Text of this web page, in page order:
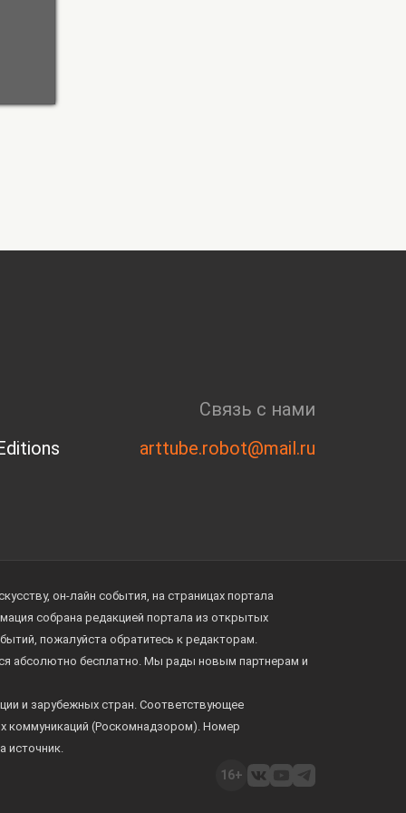
Связь с нами
arttube.robot@mail.ru
он-лайн события, на страницах портала
собрана редакцией портала из открытых
пожалуйста обратитесь к редакторам.
абсолютно бесплатно. Мы рады новым партнерам и
и зарубежных стран. Соответствующее
коммуникаций (Роскомнадзором). Номер
источник.
16+